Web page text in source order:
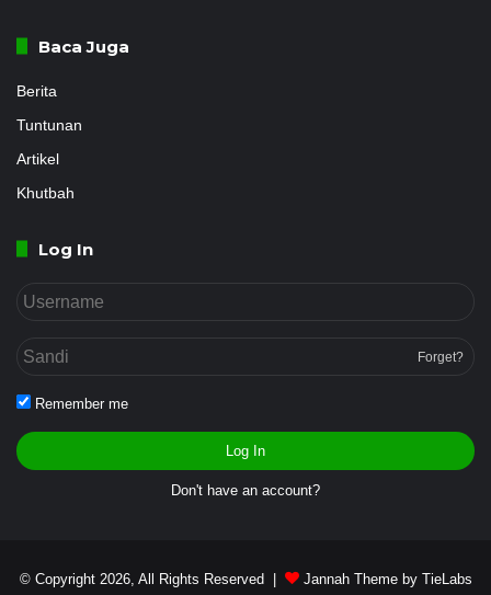
Baca Juga
Berita
Tuntunan
Artikel
Khutbah
Log In
Forget?
Remember me
Log In
Don't have an account?
© Copyright 2026, All Rights Reserved | Jannah Theme by TieLabs